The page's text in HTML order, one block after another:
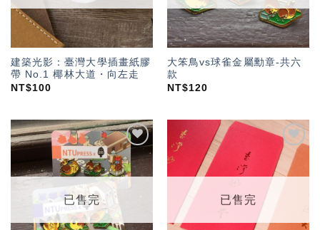
建築光影：臺灣大學插畫紙膠
帶 No.1 椰林大道・向左走
NT$100
大笨鳥vs球雀金屬勳章-共六
款
NT$120
加入
「願
望輕
單」
已售完
加入
「願
望輕
已售完